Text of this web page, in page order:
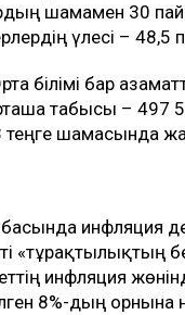
шамамен 30
үлесі – 48,5
білімі бар
табысы – 497
теңге шамасында
инфляция
«тұрақтылықтың
инфляция
8%-дың орнына